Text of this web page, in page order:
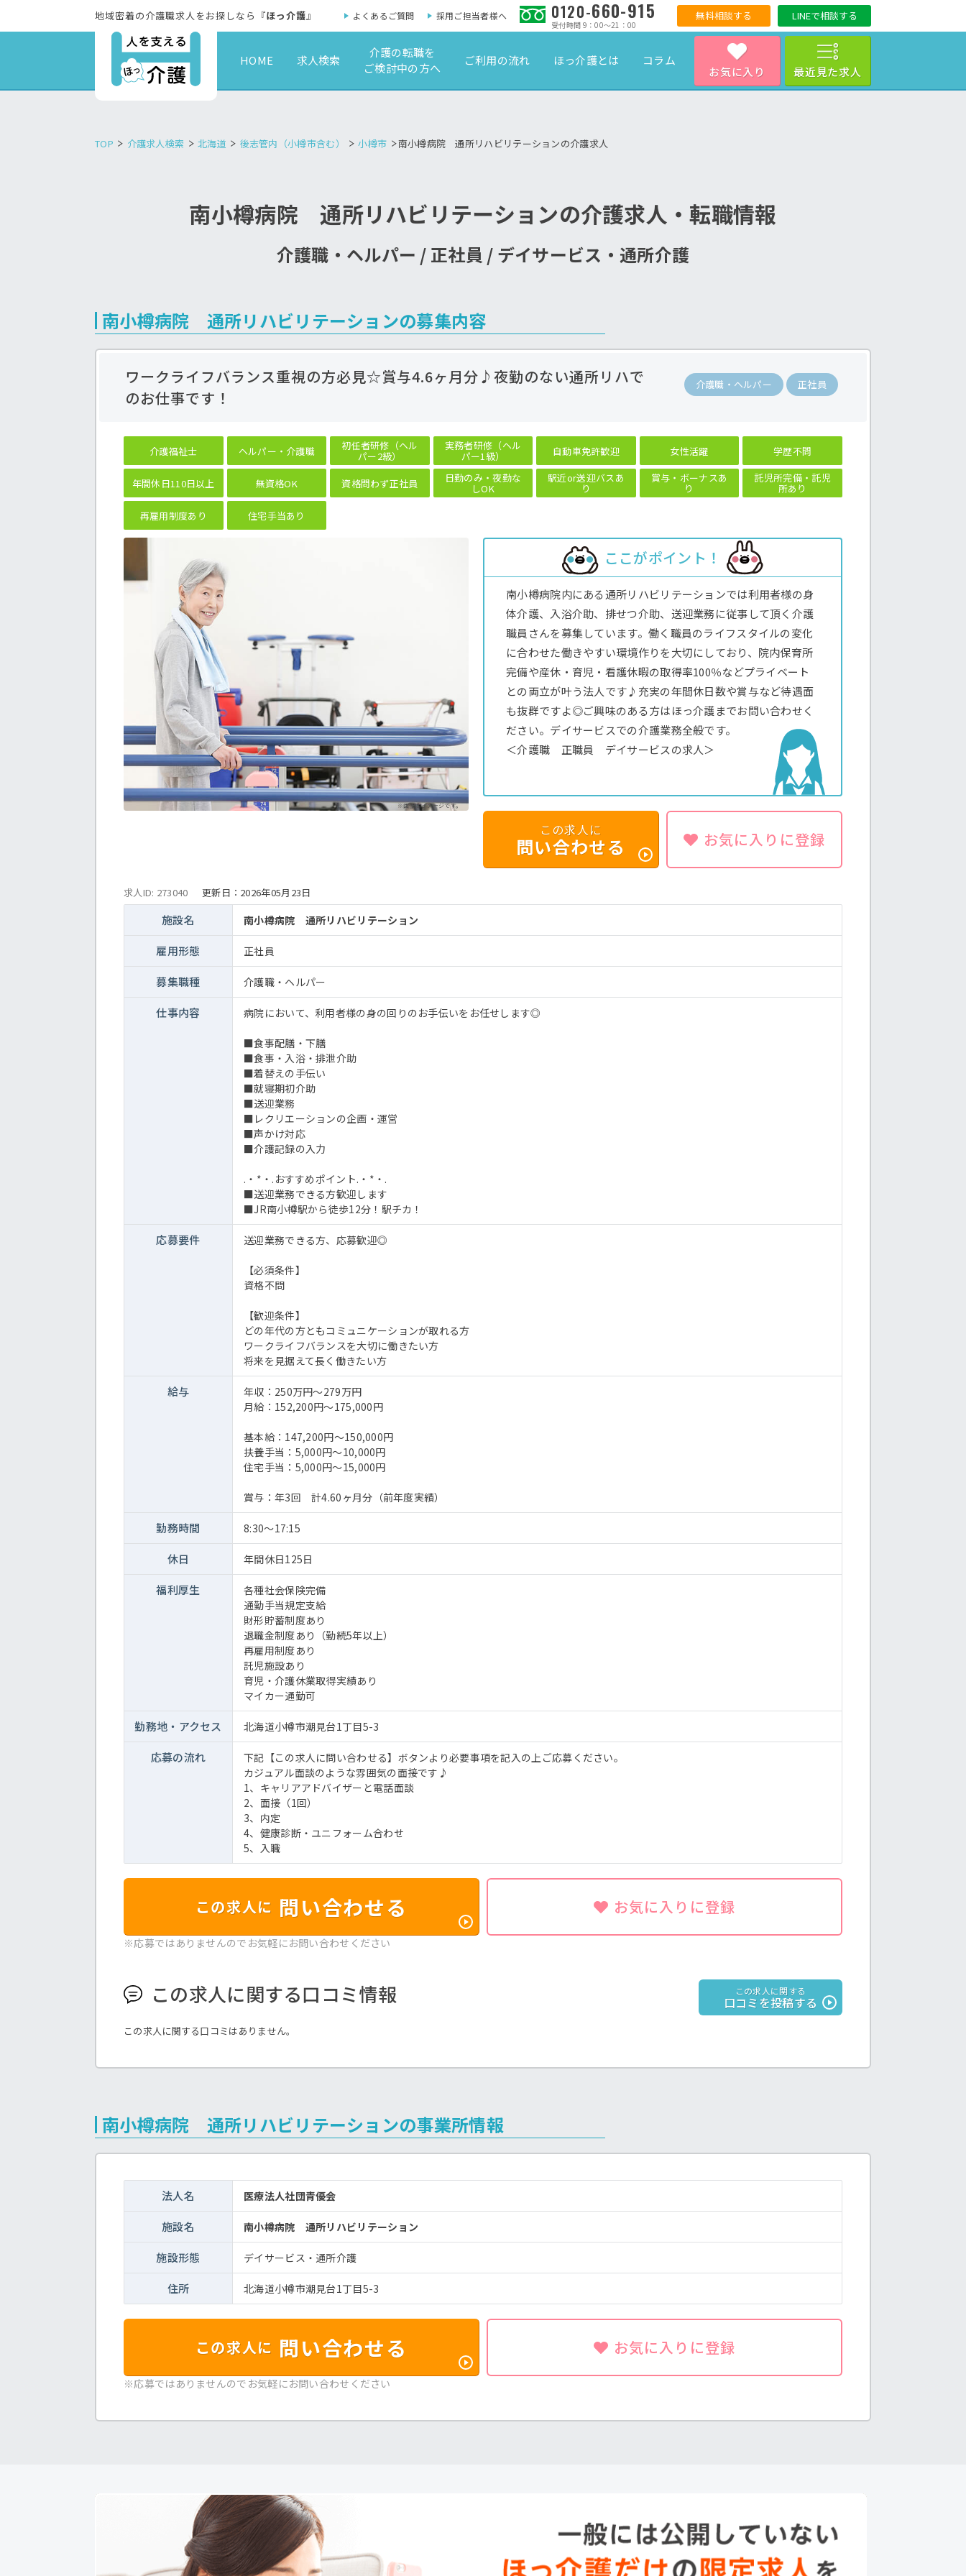
お気に入り 最近見た求人
地域密着の介護職求人をお探しなら『ほっ介護』 よくあるご質問 採用ご担当者様へ 0120-660-915
受付時間 9：00～21：00
無料相談する LINEで相談する
HOME 求人検索
介護の転職を
ご検討中の方へ
ご利用の流れ ほっ介護とは コラム
TOP 介護求人検索 北海道 後志管内（小樽市含む） 小樽市 南小樽病院 通所リハビリテーションの介護求人
南小樽病院 通所リハビリテーションの介護求人・転職情報
介護職・ヘルパー / 正社員 / デイサービス・通所介護
南小樽病院 通所リハビリテーションの募集内容
ワークライフバランス重視の方必見☆賞与4.6ヶ月分♪夜勤のない通所リハで
のお仕事です！
介護職・ヘルパー 正社員
介護福祉士 ヘルパー・介護職 初任者研修（ヘル
パー2級）
実務者研修（ヘル
パー1級） 自動車免許歓迎 女性活躍 学歴不問
年間休日110日以上 無資格OK 資格問わず正社員 日勤のみ・夜勤な
しOK
駅近or送迎バスあ
り
賞与・ボーナスあ
り
託児所完備・託児
所あり
再雇用制度あり
住宅手当あり
※画像はイメージです。
ここがポイント！
南小樽病院内にある通所リハビリテーションでは利用者様の身
体介護、入浴介助、排せつ介助、送迎業務に従事して頂く介護
職員さんを募集しています。働く職員のライフスタイルの変化
に合わせた働きやすい環境作りを大切にしており、院内保育所
完備や産休・育児・看護休暇の取得率100％などプライベート
との両立が叶う法人です♪充実の年間休日数や賞与など待遇面
も抜群ですよ◎ご興味のある方はほっ介護までお問い合わせく
ださい。デイサービスでの介護業務全般です。
＜介護職 正職員 デイサービスの求人＞
この求人に
問い合わせる お気に入りに登録
求人ID: 273040 更新日： 2026年05月23日
施設名 南小樽病院 通所リハビリテーション
雇用形態 正社員
募集職種 介護職・ヘルパー
仕事内容 病院において、利用者様の身の回りのお手伝いをお任せします◎
■食事配膳・下膳
■食事・入浴・排泄介助
■着替えの手伝い
■就寝期初介助
■送迎業務
■レクリエーションの企画・運営
■声かけ対応
■介護記録の入力
.・*・.おすすめポイント.・*・.
■送迎業務できる方歓迎します
■JR南小樽駅から徒歩12分！駅チカ！
応募要件 送迎業務できる方、応募歓迎◎
【必須条件】
資格不問
【歓迎条件】
どの年代の方ともコミュニケーションが取れる方
ワークライフバランスを大切に働きたい方
将来を見据えて長く働きたい方
給与
年収：250万円～279万円
月給：152,200円～175,000円
基本給：147,200円～150,000円
扶養手当：5,000円～10,000円
住宅手当：5,000円～15,000円
賞与：年3回 計4.60ヶ月分（前年度実績）
勤務時間 8:30～17:15
休日 年間休日125日
福利厚生
各種社会保険完備
通勤手当規定支給
財形貯蓄制度あり
退職金制度あり（勤続5年以上）
再雇用制度あり
託児施設あり
育児・介護休業取得実績あり
マイカー通勤可
勤務地・ アクセス 北海道小樽市潮見台1丁目5-3
応募の流れ
下記【この求人に問い合わせる】ボタンより必要事項を記入の上ご応募ください。
カジュアル面談のような雰囲気の面接です♪
1、キャリアアドバイザーと電話面談
2、面接（1回）
3、内定
4、健康診断・ユニフォーム合わせ
5、入職
この求人に 問い合わせる お気に入りに登録
※応募ではありませんのでお気軽にお問い合わせください
この求人に関する口コミ情報 この求人に関する
口コミを投稿する
この求人に関する口コミはありません。
南小樽病院 通所リハビリテーションの事業所情報
法人名 医療法人社団青優会
施設名 南小樽病院 通所リハビリテーション
施設形態 デイサービス・通所介護
住所 北海道小樽市潮見台1丁目5-3
この求人に 問い合わせる お気に入りに登録
※応募ではありませんのでお気軽にお問い合わせください